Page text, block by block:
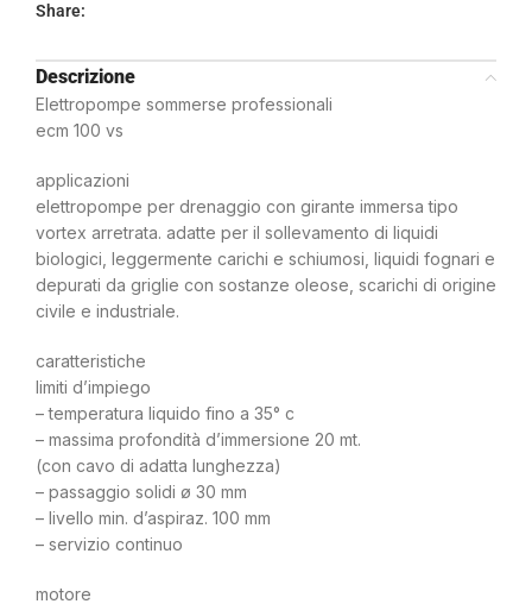
Share:
Descrizione
Elettropompe sommerse professionali
ecm 100 vs
applicazioni
elettropompe per drenaggio con girante immersa tipo
vortex arretrata. adatte per il sollevamento di liquidi
biologici, leggermente carichi e schiumosi, liquidi fognari e
depurati da griglie con sostanze oleose, scarichi di origine
civile e industriale.
caratteristiche
limiti d’impiego
– temperatura liquido fino a 35° c
– massima profondità d’immersione 20 mt.
(con cavo di adatta lunghezza)
– passaggio solidi ø 30 mm
– livello min. d’aspiraz. 100 mm
– servizio continuo
motore